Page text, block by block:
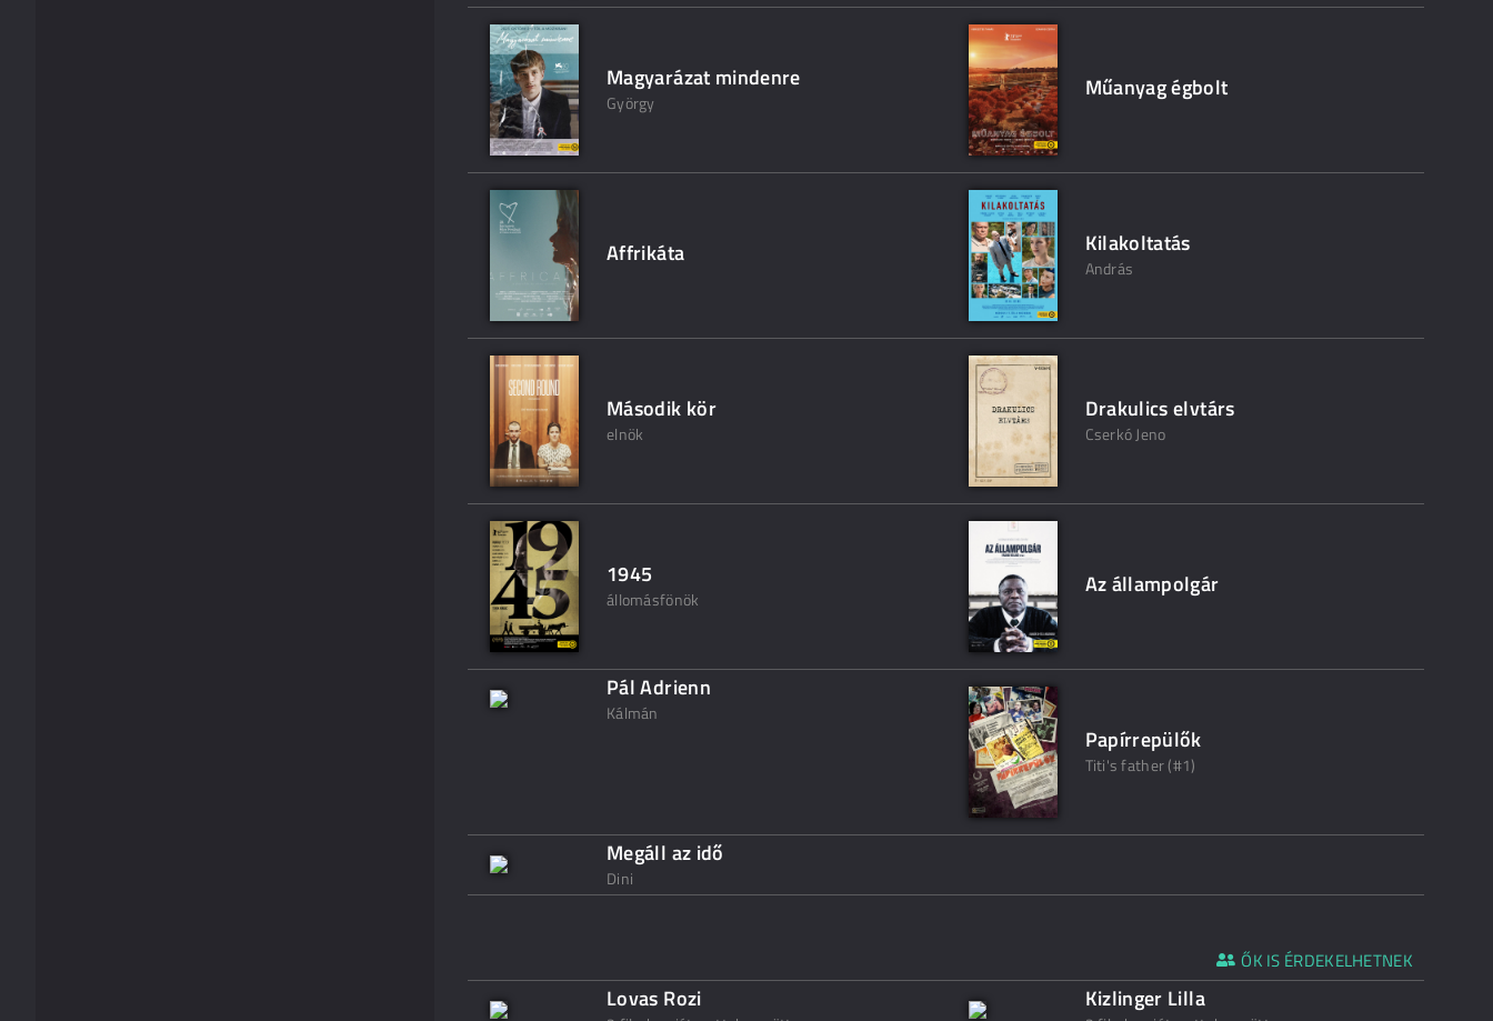
Magyarázat mindenre
György
Műanyag égbolt
Affrikáta Kilakoltatás
András
Második kör
elnök
Drakulics elvtárs
Cserkó Jeno
1945
állomásfönök
Az állampolgár
Pál Adrienn
Kálmán
Papírrepülők
Titi's father (#1)
Megáll az idő
Dini
ŐK IS ÉRDEKELHETNEK
Lovas Rozi Kizlinger Lilla